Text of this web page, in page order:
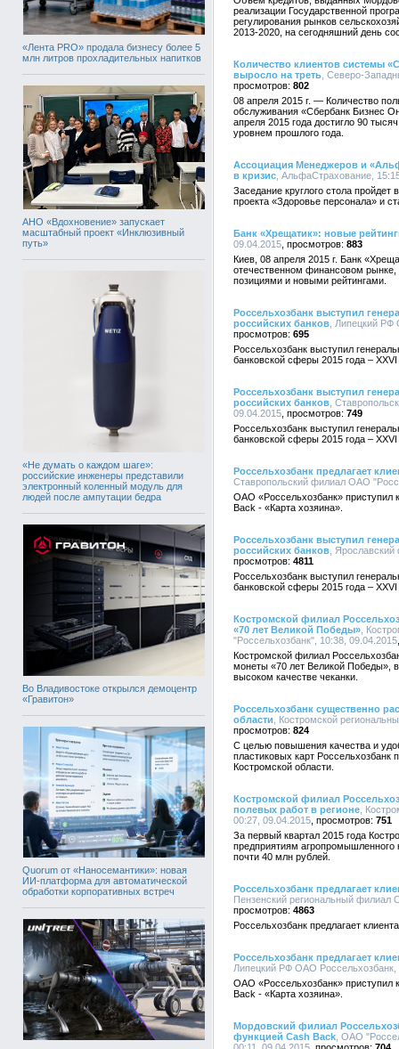
«Лента PRO» продала бизнесу более 5
млн литров прохладительных напитков
АНО «Вдохновение» запускает
масштабный проект «Инклюзивный
путь»
«Не думать о каждом шаге»:
российские инженеры представили
электронный коленный модуль для
людей после ампутации бедра
Во Владивостоке открылся демоцентр
«Гравитон»
Quorum от «Наносемантики»: новая
ИИ-платформа для автоматической
обработки корпоративных встреч
реализации Государственной
регулирования рынков
2013-2020, на сегодняшний день
Количество клиентов системы
выросло на треть , Северо-
802
08 апреля 2015 г. — Количество
обслуживания «Сбербанк Бизнес
апреля 2015 года достигло 90
уровнем прошлого года.
Ассоциация Менеджеров и
в кризис , АльфаСтрахование,
Заседание круглого стола
проекта «Здоровье персонала» и
Банк «Хрещатик»: новые
09.04.2015
883
Киев, 08 апреля 2015 г. Банк
отечественном финансовом
позициями и новыми рейтингами.
Россельхозбанк выступил
российских банков , Липецкий
695
Россельхозбанк выступил
банковской сферы 2015 года –
Россельхозбанк выступил
российских банков ,
09.04.2015
749
Россельхозбанк выступил
банковской сферы 2015 года –
Россельхозбанк предлагает
Ставропольский филиал ОАО
ОАО «Россельхозбанк» приступил
Back - «Карта хозяина».
Россельхозбанк выступил
российских банков ,
4811
Россельхозбанк выступил
банковской сферы 2015 года –
Костромской филиал
«70 лет Великой Победы» ,
"Россельхозбанк", 10:38, 09.04.2015
Костромской филиал
монеты «70 лет Великой Победы»,
высоком качестве чеканки.
Россельхозбанк существенно
области , Костромской
824
С целью повышения качества и
пластиковых карт Россельхозбанк
Костромской области.
Костромской филиал
полевых работ в регионе ,
00:27, 09.04.2015
751
За первый квартал 2015 года
предприятиям агропромышленного
почти 40 млн рублей.
Россельхозбанк предлагает
Пензенский региональный филиал
4863
Россельхозбанк предлагает
Россельхозбанк предлагает
Липецкий РФ ОАО Россельхозбанк,
ОАО «Россельхозбанк» приступил
Back - «Карта хозяина».
Мордовский филиал
функцией Cash Back , ОАО